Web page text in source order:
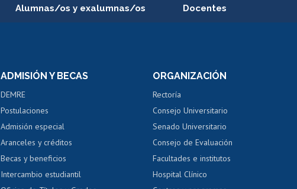
Alumnas/os y exalumnas/os
Servicio médico y dental
Pago de arancel y crédito alumnos
Pago de arancel y crédito exalumnos
Certificado de títulos y grados
Docentes
Perfeccionamiento
Evaluación docente
Calificación académica
Postulación al AUCAI
Mi Uchile Ayuda tecnológica Tarjeta TUI
ADMISIÓN Y BECAS
DEMRE
Postulaciones
Admisión especial
Aranceles y créditos
Becas y beneficios
Intercambio estudiantil
ORGANIZACIÓN
Rectoría
Consejo Universitario
Senado Universitario
Consejo de Evaluación
Facultades e institutos
Hospital Clínico